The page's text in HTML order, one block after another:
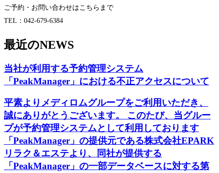
ご予約・お問い合わせはこちらまで
TEL：042-679-6384
最近のNEWS
当社が利用する予約管理システム
「PeakManager」における不正アクセスについて
平素よりメディロムグループをご利用いただき、
誠にありがとうございます。 このたび、当グルー
プが予約管理システムとして利用しております
「PeakManager」の提供元である株式会社EPARK
リラク＆エステより、同社が提供する
「PeakManager」の一部データベースに対する第